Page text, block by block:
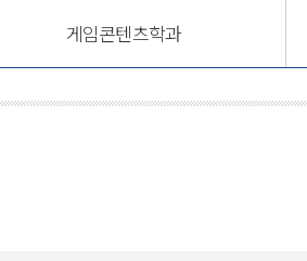
게임콘텐츠학과